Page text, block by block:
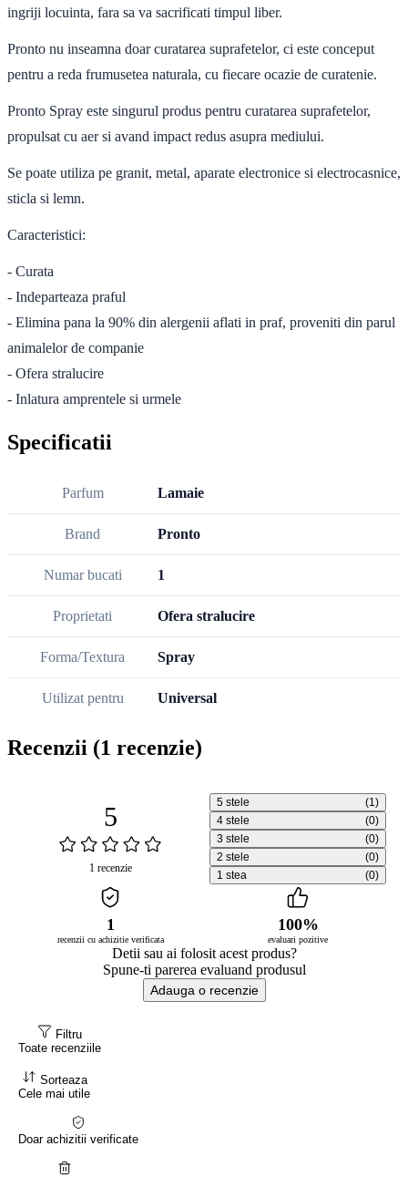
ingriji locuinta, fara sa va sacrificati timpul liber.
Pronto nu inseamna doar curatarea suprafetelor, ci este conceput
pentru a reda frumusetea naturala, cu fiecare ocazie de curatenie.
Pronto Spray este singurul produs pentru curatarea suprafetelor,
propulsat cu aer si avand impact redus asupra mediului.
Se poate utiliza pe granit, metal, aparate electronice si electrocasnice,
sticla si lemn.
Caracteristici:
- Curata
- Indeparteaza praful
- Elimina pana la 90% din alergenii aflati in praf, proveniti din parul
animalelor de companie
- Ofera stralucire
- Inlatura amprentele si urmele
Specificatii
Parfum Lamaie
Brand Pronto
Numar bucati 1
Proprietati Ofera stralucire
Forma/Textura Spray
Utilizat pentru Universal
Recenzii (1 recenzie)
5
1 recenzie
5 stele
(1)
4 stele
(0)
3 stele
(0)
2 stele
(0)
1 stea
(0)
1
recenzii cu achizitie verificata
100%
evaluari pozitive
Detii sau ai folosit acest produs?
Spune-ti parerea evaluand produsul
Adauga o recenzie
Filtru
Toate recenziile
Sorteaza
Cele mai utile
Doar achizitii verificate